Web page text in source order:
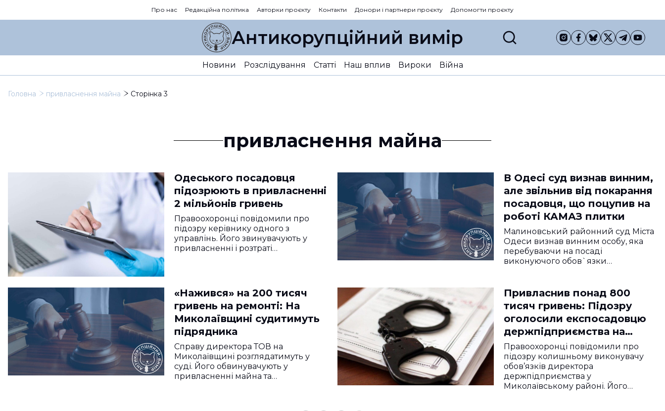
Про нас Редакційна політика Авторки проєкту Контакти Донори і партнери проєкту Допомогти проєкту
Антикорупційний вимір
Новини Розслідування Статті Наш вплив Вироки Війна
Головна привласнення майна Сторінка 3
привласнення майна
Одеського посадовця
підозрюють в привласненні
2 мільйонів гривень
Правоохоронці повідомили про
підозру керівнику одного з
управлінь. Його звинувачують у
привласненні і розтраті…
В Одесі суд визнав винним,
але звільнив від покарання
посадовця, що поцупив на
роботі КАМАЗ плитки
Малиновський районний суд Міста
Одеси визнав винним особу, яка
перебуваючи на посаді
виконуючого обов`язки…
«Нажився» на 200 тисяч
гривень на ремонті: На
Миколаївщині судитимуть
підрядника
Справу директора ТОВ на
Миколаївщині розглядатимуть у
суді. Його обвинувачують у
привласненні майна та…
Привласнив понад 800
тисяч гривень: Підозру
оголосили експосадовцю
держпідприємства на
Миколаївщині
Правоохоронці повідомили про
підозру колишньому виконувачу
обов’язків директора
держпідприємства у
Миколаївському районі. Його